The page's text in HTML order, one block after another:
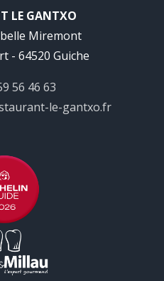
LE GANTXO
Miremont
- 64520 Guiche
56 46 63
le-gantxo.fr